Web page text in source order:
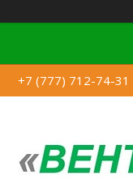
+7 (777) 712-74-31